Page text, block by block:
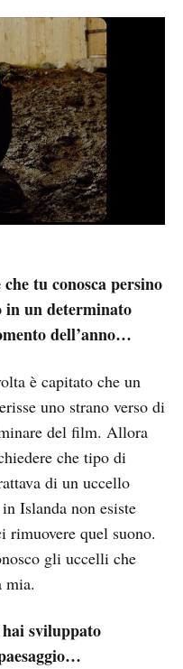
tu conosca persino
in un determinato
dell’anno…
è capitato che un
uno strano verso di
del film. Allora
che tipo di
di un uccello
Islanda non esiste
quel suono.
gli uccelli che
mia.
sviluppato